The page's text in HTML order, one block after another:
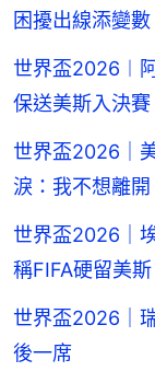
困擾出線添變數
世界盃2026︱
保送美斯入決賽
世界盃2026｜
淚：我不想離開
世界盃2026｜
稱FIFA硬留美斯
世界盃2026｜
後一席